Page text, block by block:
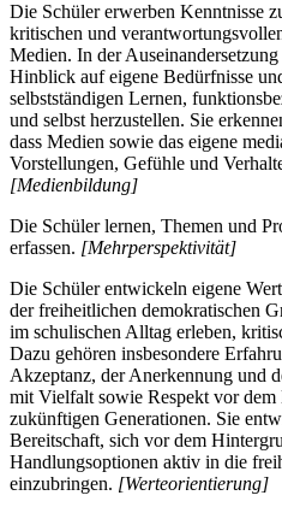
Die Schüler erwerben Kenntnisse
kritischen und
Medien. In der
Hinblick auf eigene Bedürfnisse
selbstständigen Lernen,
und selbst herzustellen. Sie
dass Medien sowie das eigene
Vorstellungen, Gefühle und
[Medienbildung]
Die Schüler lernen, Themen und
erfassen. [Mehrperspektivität]
Die Schüler entwickeln eigene
der freiheitlichen demokratischen
im schulischen Alltag erleben,
Dazu gehören insbesondere
Akzeptanz, der Anerkennung und
mit Vielfalt sowie Respekt vor
zukünftigen Generationen. Sie
Bereitschaft, sich vor dem
Handlungsoptionen aktiv in die
einzubringen. [Werteorientierung]